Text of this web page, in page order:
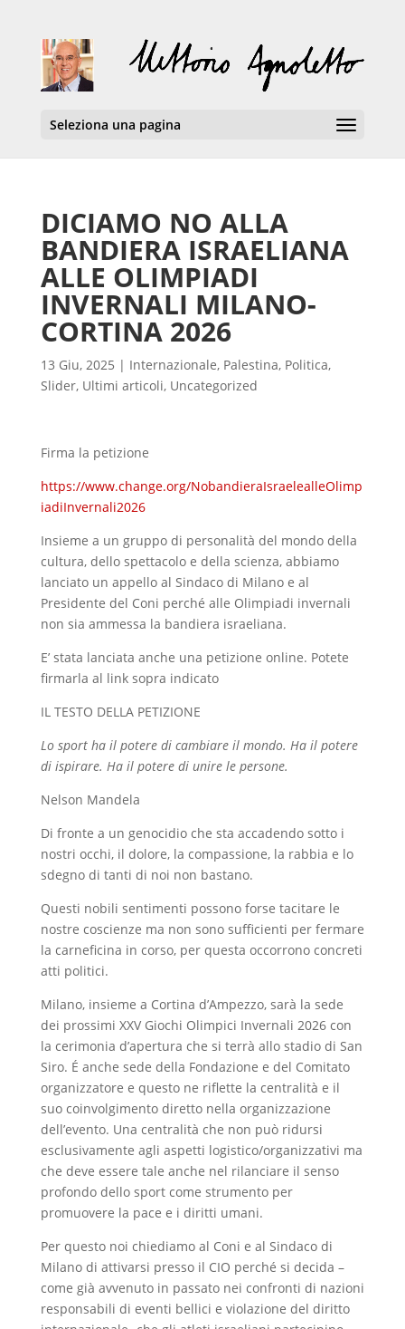
Seleziona una pagina
DICIAMO NO ALLA
BANDIERA ISRAELIANA
ALLE OLIMPIADI
INVERNALI MILANO-
CORTINA 2026
13 Giu, 2025 | Internazionale, Palestina, Politica,
Slider, Ultimi articoli, Uncategorized
Firma la petizione
https://www.change.org/NobandieraIsraelealleOlimp
iadiInvernali2026
Insieme a un gruppo di personalità del mondo della
cultura, dello spettacolo e della scienza, abbiamo
lanciato un appello al Sindaco di Milano e al
Presidente del Coni perché alle Olimpiadi invernali
non sia ammessa la bandiera israeliana.
E’ stata lanciata anche una petizione online. Potete
firmarla al link sopra indicato
IL TESTO DELLA PETIZIONE
Lo sport ha il potere di cambiare il mondo. Ha il potere
di ispirare. Ha il potere di unire le persone.
Nelson Mandela
Di fronte a un genocidio che sta accadendo sotto i
nostri occhi, il dolore, la compassione, la rabbia e lo
sdegno di tanti di noi non bastano.
Questi nobili sentimenti possono forse tacitare le
nostre coscienze ma non sono sufficienti per fermare
la carneficina in corso, per questa occorrono concreti
atti politici.
Milano, insieme a Cortina d’Ampezzo, sarà la sede
dei prossimi XXV Giochi Olimpici Invernali 2026 con
la cerimonia d’apertura che si terrà allo stadio di San
Siro. É anche sede della Fondazione e del Comitato
organizzatore e questo ne riflette la centralità e il
suo coinvolgimento diretto nella organizzazione
dell’evento. Una centralità che non può ridursi
esclusivamente agli aspetti logistico/organizzativi ma
che deve essere tale anche nel rilanciare il senso
profondo dello sport come strumento per
promuovere la pace e i diritti umani.
Per questo noi chiediamo al Coni e al Sindaco di
Milano di attivarsi presso il CIO perché si decida –
come già avvenuto in passato nei confronti di nazioni
responsabili di eventi bellici e violazione del diritto